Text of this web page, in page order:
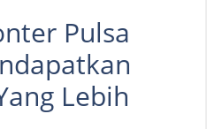
Pulsa
Lebih